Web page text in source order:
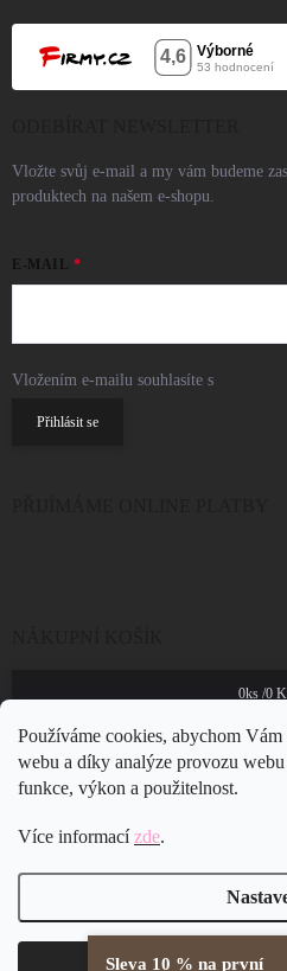
Používáme cookies, abychom
webu a díky analýze provozu
funkce, výkon a použitelnost.
Více informacízde.
Vložte svůj e-mail a my vám budeme
produktech na našem e-shopu.
E-MAIL
Vložením e-mailu souhlasíte s
Přihlásit se
0ks /0
Copyright 2026JSB Bijoux s.r.o.
Sleva 10 % na první